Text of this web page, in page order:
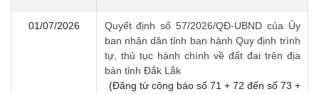
01/07/2026
Quyết định số 57/2026/QĐ-UBND của Ủy
ban nhân dân tỉnh ban hành Quy định trình
tự, thủ tục hành chính về đất đai trên địa
bàn tỉnh Đắk Lắk
(Đăng từ công báo số 71 + 72 đến số 73 +